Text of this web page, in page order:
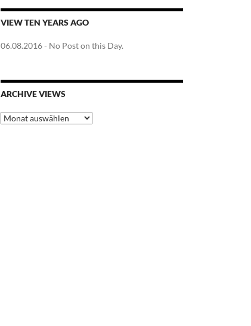
VIEW TEN YEARS AGO
06.08.2016- No Post on this Day.
ARCHIVE VIEWS
Archive
Views